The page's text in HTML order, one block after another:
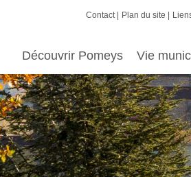
Contact Plan du site
Découvrir Pomeys Vie